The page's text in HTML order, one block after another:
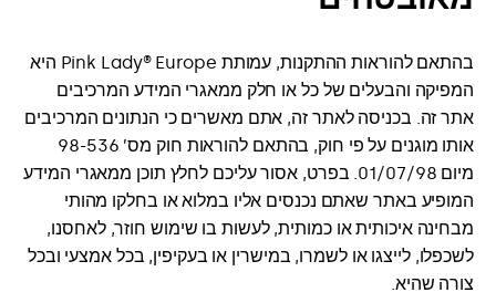
בהתאם להוראות ההתקנות, עמותת Pink Lady® Europe היא
המפיקה והבעלים של כל או חלק ממאגרי המידע המרכיבים
אתר זה. בכניסה לאתר זה, אתם מאשרים כי הנתונים המרכיבים
אותו מוגנים על פי חוק, בהתאם להוראות חוק מס’ 98-536
מיום 01/07/98. בפרט, אסור עליכם לחלץ תוכן ממאגרי המידע
המופיע באתר שאתם נכנסים אליו במלוא או בחלקו מהותי
מבחינה איכותית או כמותית, לעשות בו שימוש חוזר, לאחסנו,
לשכפלו, לייצגו או לשמרו, במישרין או בעקיפין, בכל אמצעי ובכל
צורה שהיא.